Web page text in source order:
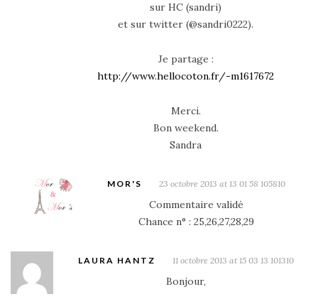
sur HC (sandri)
et sur twitter (@sandri0222).
Je partage :
http://www.hellocoton.fr/-m1617672
Merci.
Bon weekend.
Sandra
MOR'S 23 octobre 2013 at 13 01 58 105810
Commentaire validé
Chance n° : 25,26,27,28,29
LAURA HANTZ 11 octobre 2013 at 15 03 13 101310
Bonjour,